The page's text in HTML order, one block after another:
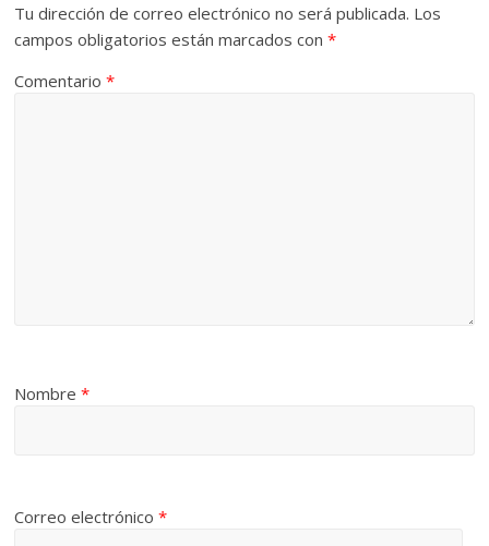
Tu dirección de correo electrónico no será publicada. Los
campos obligatorios están marcados con*
Comentario*
Nombre*
Correo electrónico*